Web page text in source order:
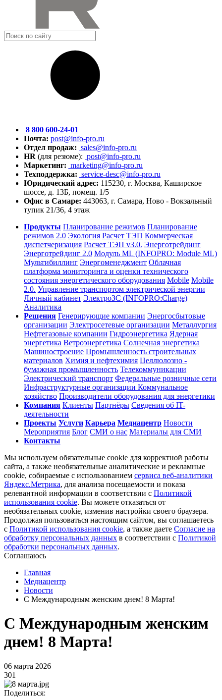
8 800 600-24-01
Почта: post@info-pro.ru
Отдел продаж: sales@info-pro.ru
HR (для резюме): post@info-pro.ru
Маркетинг: marketing@info-pro.ru
Техподдержка: service-desc@info-pro.ru
Юридический адрес: 115230, г. Москва, Каширское
шоссе, д. 13Б, помещ. 1/5
Офис в Самаре: 443063, г. Самара, Ново - Вокзальный
тупик 21/36, 4 этаж
Продукты Планирование режимов Планирование
режимов 2.0 Экология Расчет ТЭП Коммерческая
диспетчеризация Расчет ТЭП v3.0. Энерготрейдинг
Энерготрейдинг 2.0 Модуль ML (INFOPRO: Module ML)
Мультибиллинг Энергоменеджмент Облачная
платформа мониторинга и оценки технического
состояния энергетического оборудования Mobile Mobile
2.0. Управление транспортом электрической энергии
Личный кабинет ЭлектроЗС (INFOPRO:Charge)
Аналитика
Решения Генерирующие компании Энергосбытовые
организации Электросетевые организации Металлургия
Нефтегазовые компании Гидроэнергетика Ядерная
энергетика Ветроэнергетика Солнечная энергетика
Машиностроение Промышленность строительных
материалов Химия и нефтехимия Целлюлозно -
бумажная промышленность Телекоммуникации
Электрический транспорт Федеральные розничные сети
Инфраструктурные организации Коммунальное
хозяйство Производители оборудования для энергетики
Компания Клиенты Партнёры Сведения об IT-
деятельности
Проекты Услуги Карьера Медиацентр Новости
Мероприятия Блог СМИ о нас Материалы для СМИ
Контакты
Мы используем обязательные cookie для корректной работы
сайта, а также необязательные аналитические и рекламные
cookie, собираемые с использованием сервиса веб-аналитики
Яндекс.Метрика, для анализа посещаемости и показа
релевантной информации в соответствии с Политикой
использования cookie. Вы можете отказаться от
необязательных cookie, изменив настройки своего браузера.
Продолжая пользоваться настоящим сайтом, вы соглашаетесь
с Политикой использования cookie, а также даете Cогласие на
обработку персональных данных в соответствии с Политикой
обработки персональных данных.
Соглашаюсь
Главная
Медиацентр
Новости
С Международным женским днем! 8 Марта!
С Международным женским
днем! 8 Марта!
06 марта 2026
301
Поделиться: